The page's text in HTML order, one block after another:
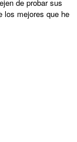
de probar sus
los mejores que he